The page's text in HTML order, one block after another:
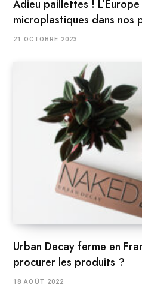
Adieu paillettes !
microplastiques dans nos
21 OCTOBRE 2023
Urban Decay ferme en
procurer les produits ?
18 AOÛT 2022